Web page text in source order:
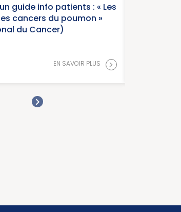
guide info patients : « Les
cancers du poumon »
du Cancer)
EN SAVOIR PLUS >